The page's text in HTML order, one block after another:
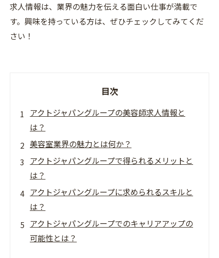
求人情報は、業界の魅力を伝える面白い仕事が満載で
す。興味を持っている方は、ぜひチェックしてみてくだ
さい！
目次
アクトジャパングループの美容師求人情報と
は？
美容室業界の魅力とは何か？
アクトジャパングループで得られるメリットと
は？
アクトジャパングループに求められるスキルと
は？
アクトジャパングループでのキャリアアップの
可能性とは？